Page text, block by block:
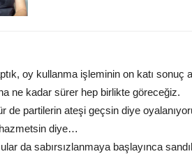
oy kullanma işleminin on katı
ne kadar sürer hep birlikte göreceğiz.
de partilerin ateşi geçsin diye
hazmetsin diye…
da sabırsızlanmaya başlayınca